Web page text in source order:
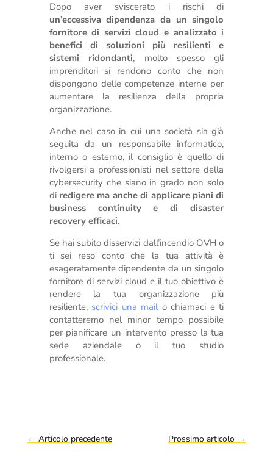
Dopo aver sviscerato i rischi di
un’eccessiva dipendenza da un singolo
fornitore di servizi cloud e analizzato i
benefici di soluzioni più resilienti e
sistemi ridondanti, molto spesso gli
imprenditori si rendono conto che non
dispongono delle competenze interne per
aumentare la resilienza della propria
organizzazione.
Anche nel caso in cui una società sia già
seguita da un responsabile informatico,
interno o esterno, il consiglio è quello di
rivolgersi a professionisti nel settore della
cybersecurity che siano in grado non solo
di redigere ma anche di applicare piani di
business continuity e di disaster
recovery efficaci.
Se hai subito disservizi dall’incendio OVH o
ti sei reso conto che la tua attività è
esageratamente dipendente da un singolo
fornitore di servizi cloud e il tuo obiettivo è
rendere la tua organizzazione più
resiliente, scrivici una mail o chiamaci e ti
contatteremo nel minor tempo possibile
per pianificare un intervento presso la tua
sede aziendale o il tuo studio
professionale.
← Articolo precedente Prossimo articolo →